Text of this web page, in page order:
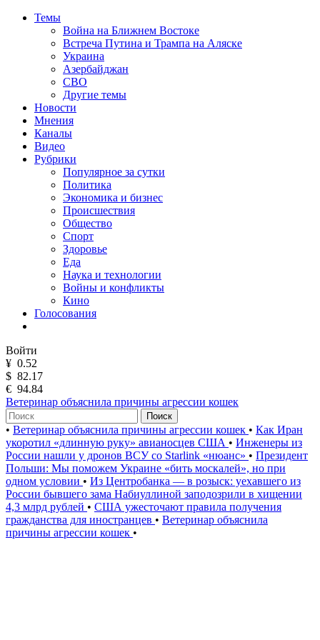
Темы
Война на Ближнем Востоке
Встреча Путина и Трампа на Аляске
Украина
Азербайджан
СВО
Другие темы
Новости
Мнения
Каналы
Видео
Рубрики
Популярное за сутки
Политика
Экономика и бизнес
Происшествия
Общество
Спорт
Здоровье
Еда
Наука и технологии
Войны и конфликты
Кино
Голосования
Войти
¥ 0.52
$ 82.17
€ 94.84
Ветеринар объяснила причины агрессии кошек
Поиск
• Ветеринар объяснила причины агрессии кошек • Как Иран
укоротил «длинную руку» авианосцев США • Инженеры из
России нашли у дронов ВСУ со Starlink «нюанс» • Президент
Польши: Мы поможем Украине «бить москалей», но при
одном условии • Из Центробанка — в розыск: уехавшего из
России бывшего зама Набиуллиной заподозрили в хищении
4,3 млрд рублей • США ужесточают правила получения
гражданства для иностранцев • Ветеринар объяснила
причины агрессии кошек •